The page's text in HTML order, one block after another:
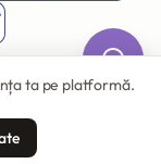
ta pe platformă.